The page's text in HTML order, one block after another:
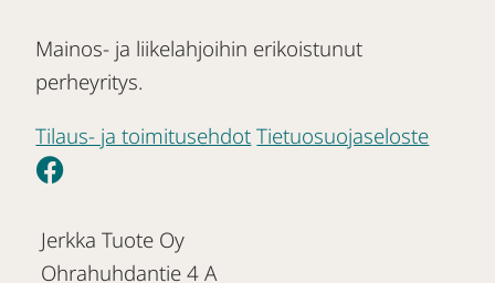
Mainos- ja liikelahjoihin erikoistunut
perheyritys.
Tilaus- ja toimitusehdot Tietuosuojaseloste
Jerkka Tuote Oy
Ohrahuhdantie 4 A